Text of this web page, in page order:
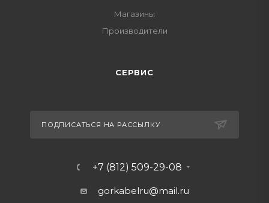
Магазины
Производители
СЕРВИС
ПОДПИСАТЬСЯ НА РАССЫЛКУ
+7 (812) 509-29-08
gorkabelru@mail.ru